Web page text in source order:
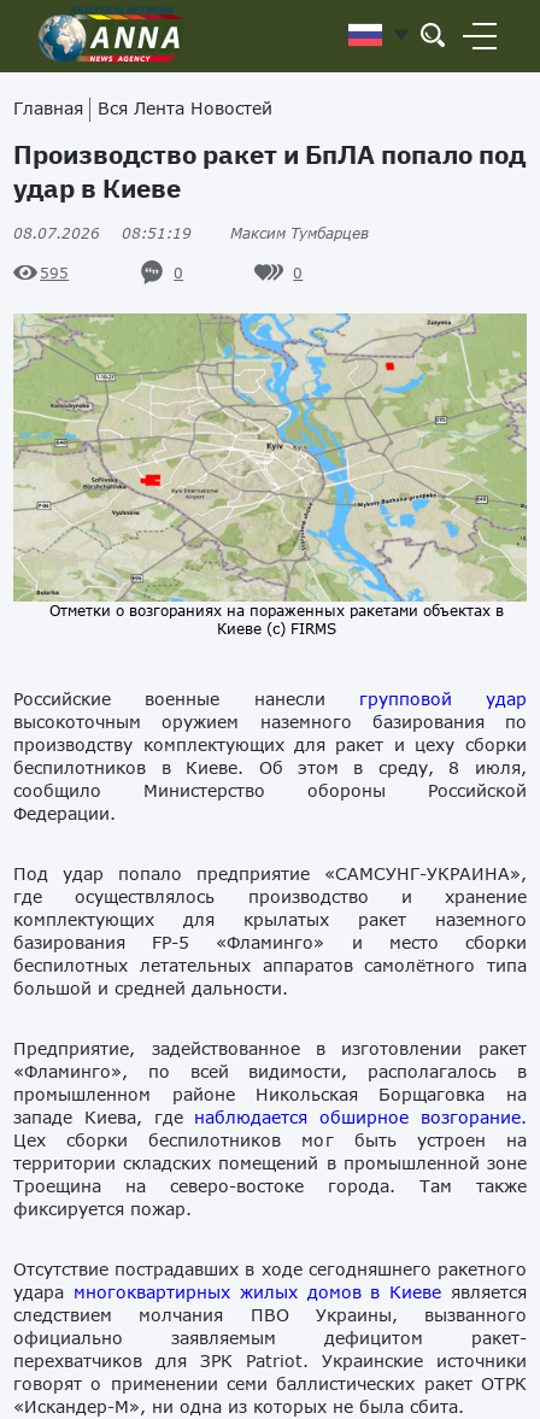
Главная Вся Лента Новостей
Производство ракет и БпЛА попало под
удар в Киеве
08.07.2026 08:51:19 Максим Тумбарцев
595 0 0
Отметки о возгораниях на пораженных ракетами объектах в
Киеве (с) FIRMS
Российские военные нанесли групповой удар
высокоточным оружием наземного базирования по
производству комплектующих для ракет и цеху сборки
беспилотников в Киеве. Об этом в среду, 8 июля,
сообщило Министерство обороны Российской
Федерации.
Под удар попало предприятие «САМСУНГ-УКРАИНА»,
где осуществлялось производство и хранение
комплектующих для крылатых ракет наземного
базирования FP-5 «Фламинго» и место сборки
беспилотных летательных аппаратов самолётного типа
большой и средней дальности.
Предприятие, задействованное в изготовлении ракет
«Фламинго», по всей видимости, располагалось в
промышленном районе Никольская Борщаговка на
западе Киева, где наблюдается обширное возгорание.
Цех сборки беспилотников мог быть устроен на
территории складских помещений в промышленной зоне
Троещина на северо-востоке города. Там также
фиксируется пожар.
Отсутствие пострадавших в ходе сегодняшнего ракетного
удара многоквартирных жилых домов в Киеве является
следствием молчания ПВО Украины, вызванного
официально заявляемым дефицитом ракет-
перехватчиков для ЗРК Patriot. Украинские источники
говорят о применении семи баллистических ракет ОТРК
«Искандер-М», ни одна из которых не была сбита.